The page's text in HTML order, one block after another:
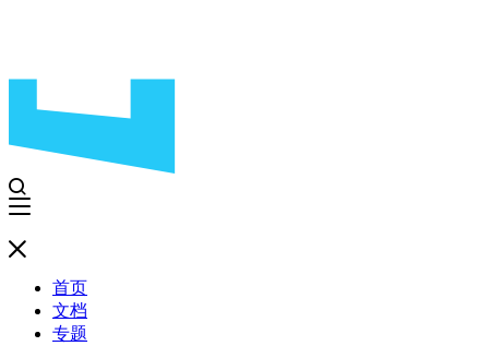
首页
文档
专题